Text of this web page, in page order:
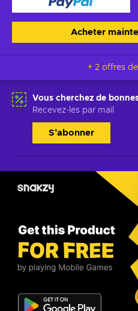
Acheter
+ 2 offres de
Vous cherchez de
Recevez-les par mail
S’abonner